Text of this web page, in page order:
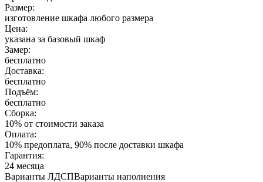
Размер:
изготовление шкафа любого размера
Цена:
указана за базовый шкаф
Замер:
бесплатно
Доставка:
бесплатно
Подъём:
бесплатно
Сборка:
10% от стоимости заказа
Оплата:
10% предоплата, 90% после доставки шкафа
Гарантия:
24 месяца
Варианты ЛДСПВарианты наполнения